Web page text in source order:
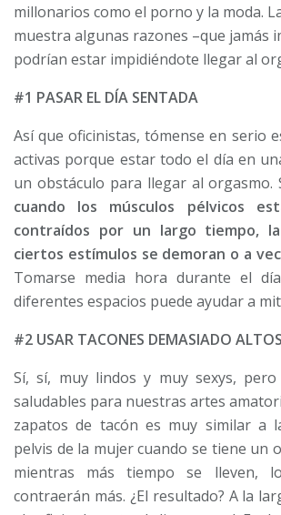
millonarios como el porno y la moda.
muestra algunas razones –que jamás
podrían estar impidiéndote llegar al
#1 PASAR EL DÍA SENTADA
Así que oficinistas, tómense en serio
activas porque estar todo el día en
un obstáculo para llegar al orgasmo.
cuando los músculos pélvicos
contraídos por un largo tiempo,
ciertos estímulos se demoran o a
Tomarse media hora durante el
diferentes espacios puede ayudar a
#2 USAR TACONES DEMASIADO ALTOS
Sí, sí, muy lindos y muy sexys,
saludables para nuestras artes
zapatos de tacón es muy similar a
pelvis de la mujer cuando se tiene un
mientras más tiempo se lleven,
contraerán más. ¿El resultado? A la